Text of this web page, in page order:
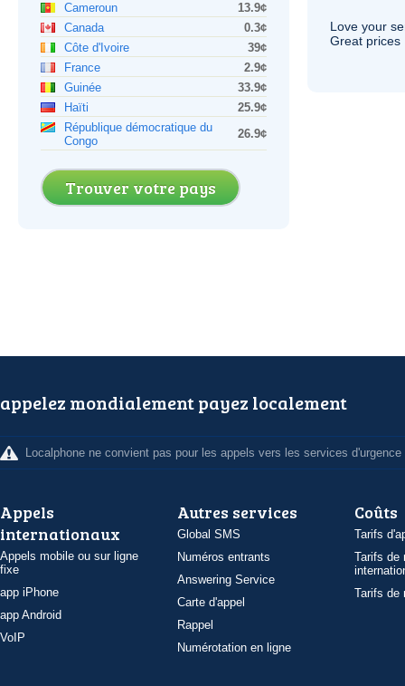
Cameroun
13.9¢
Canada
0.3¢
Côte d'Ivoire
39¢
France
2.9¢
Guinée
33.9¢
Haïti
25.9¢
République démocratique du
Congo
26.9¢
Trouver votre pays
Love your
Great prices
appelez mondialement payez localement
Localphone ne convient pas pour les appels vers les services d'urgence
Appels
internationaux
Appels mobile ou sur ligne
fixe
app iPhone
app Android
VoIP
Autres services
Global SMS
Numéros entrants
Answering Service
Carte d'appel
Rappel
Numérotation en ligne
Coûts
Tarifs
Tarifs de
Tarifs de